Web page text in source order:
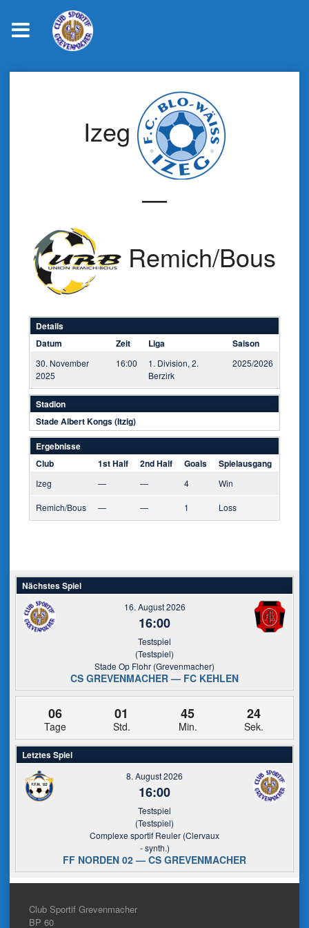
Izeg
—
Remich/Bous
Details
Datum
Zeit Liga Saison
30. November
2025
16:00
1. Division, 2.
Berzirk
2025/2026
Stadion
Stade Albert Kongs (Itzig)
Ergebnisse
Club
1st Half 2nd Half Goals Spielausgang
Izeg — — 4 Win
Remich/Bous — — 1 Loss
Nächstes Spiel
16. August 2026
16:00
Testspiel
(Testspiel)
Stade Op Flohr (Grevenmacher)
CS GREVENMACHER — FC KEHLEN
06
Tage
01
Std.
45
Min.
23
Sek.
Letztes Spiel
8. August 2026
16:00
Testspiel
(Testspiel)
Complexe sportif Reuler (Clervaux
- synth.)
FF NORDEN 02 — CS GREVENMACHER
Club Sportif Grevenmacher
BP 60